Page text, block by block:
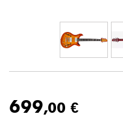
Micros & HF
699,00 €